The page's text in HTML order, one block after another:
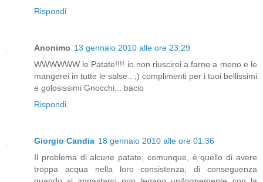
Rispondi
Anonimo 13 gennaio 2010 alle ore 23:29
WWWWWW le Patate!!!! io non riuscirei a farne a meno e le
mangerei in tutte le salse.. ;) complimenti per i tuoi bellissimi
e golosissimi Gnocchi... bacio
Rispondi
Giorgio Candia 18 gennaio 2010 alle ore 01:36
Il problema di alcune patate, comunque, è quello di avere
troppa acqua nella loro consistenza; di conseguenza